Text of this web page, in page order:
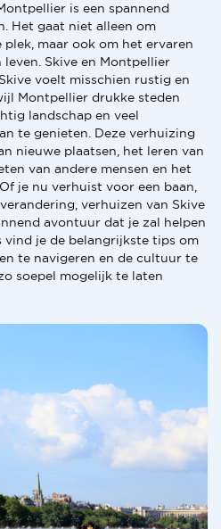
is een spannend
Het gaat niet alleen om
maar ook om het ervaren
leven. Skive en Montpellier
voelt misschien rustig en
Montpellier drukke steden
landschap en veel
te genieten. Deze verhuizing
nieuwe plaatsen, het leren van
van andere mensen en het
je nu verhuist voor een baan,
verhuizen van Skive
avontuur dat je zal helpen
vind je de belangrijkste tips om
te navigeren en de cultuur te
soepel mogelijk te laten